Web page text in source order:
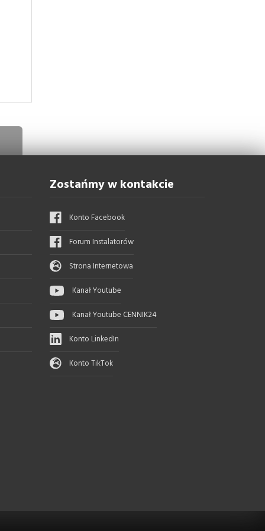
Zostańmy w kontakcie
Konto Facebook
Forum Instalatorów
Strona Internetowa
Kanał Youtube
Kanał Youtube CENNIK24
Konto LinkedIn
Konto TikTok